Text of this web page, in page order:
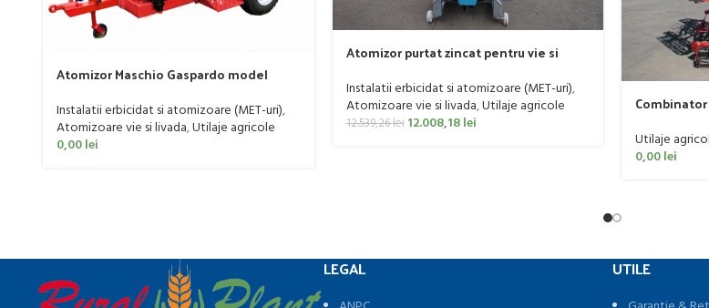
Atomizor Maschio Gaspardo model
Instalatii erbicidat si atomizoare (MET-uri),
Atomizoare vie si livada,Utilaje agricole
0,00lei
Atomizor purtat zincat pentru vie si
Instalatii erbicidat si atomizoare (MET-uri),
Atomizoare vie si livada,Utilaje agricole
12.539,26lei 12.008,18lei
Utilaje
0,00lei
LEGAL UTILE